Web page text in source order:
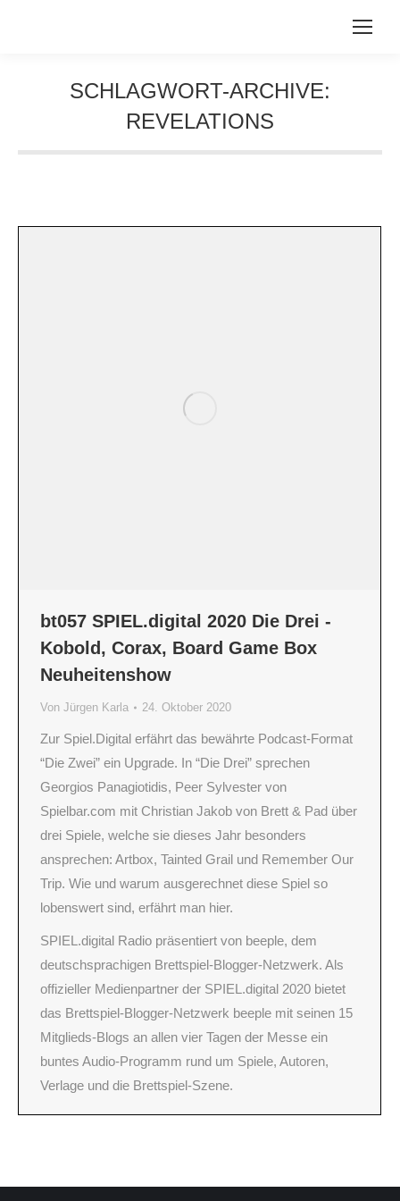
SCHLAGWORT-ARCHIVE:
REVELATIONS
bt057 SPIEL.digital 2020 Die Drei -
Kobold, Corax, Board Game Box
Neuheitenshow
Von Jürgen Karla 24. Oktober 2020
Zur Spiel.Digital erfährt das bewährte Podcast-Format
“Die Zwei” ein Upgrade. In “Die Drei” sprechen
Georgios Panagiotidis, Peer Sylvester von
Spielbar.com mit Christian Jakob von Brett & Pad über
drei Spiele, welche sie dieses Jahr besonders
ansprechen: Artbox, Tainted Grail und Remember Our
Trip. Wie und warum ausgerechnet diese Spiel so
lobenswert sind, erfährt man hier.
SPIEL.digital Radio präsentiert von beeple, dem
deutschsprachigen Brettspiel-Blogger-Netzwerk. Als
offizieller Medienpartner der SPIEL.digital 2020 bietet
das Brettspiel-Blogger-Netzwerk beeple mit seinen 15
Mitglieds-Blogs an allen vier Tagen der Messe ein
buntes Audio-Programm rund um Spiele, Autoren,
Verlage und die Brettspiel-Szene.